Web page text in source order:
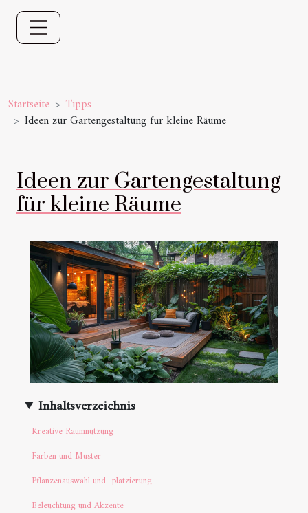
Startseite
Tipps
Ideen zur Gartengestaltung für kleine Räume
Ideen zur Gartengestaltung
für kleine Räume
Inhaltsverzeichnis
Kreative Raumnutzung
Farben und Muster
Pflanzenauswahl und -platzierung
Beleuchtung und Akzente